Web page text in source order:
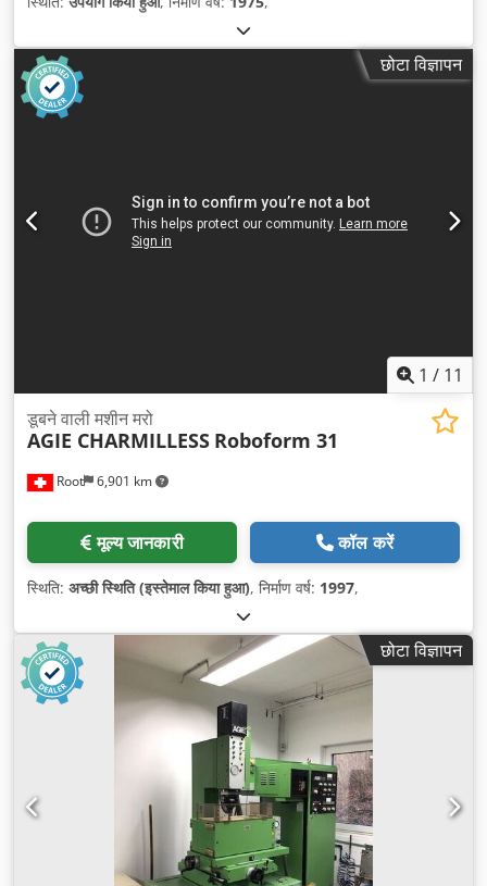
छोटा विज्ञापन
1 / 11
Root 6,901 km
डूबने वाली मशीन मरो
AGIE CHARMILLESS Roboform 31
मूल्य जानकारी कॉल करें
स्थिति: अच्छी स्थिति (इस्तेमाल किया हुआ), निर्माण वर्ष: 1997,
छोटा विज्ञापन